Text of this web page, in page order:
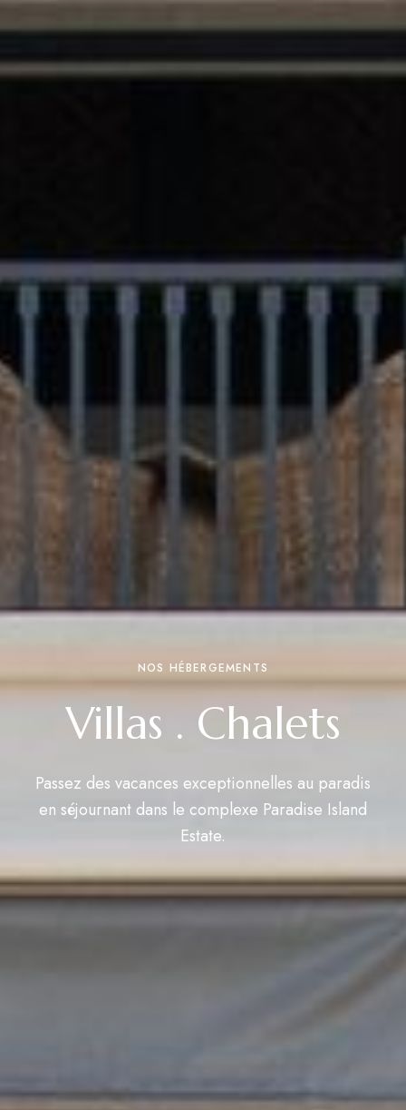
NOS HÉBERGEMENTS
Villas . Chalets
Passez des vacances exceptionnelles au paradis
en séjournant dans le complexe Paradise Island
Estate.